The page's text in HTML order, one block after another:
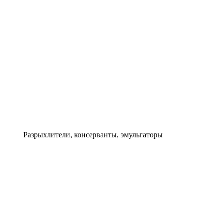
Разрыхлители, консерванты, эмульгаторы